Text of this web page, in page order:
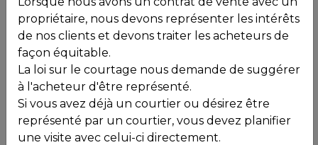
PROPRIÉTÉS
VOS
COURTIERS
Toutes les propriétés
Vendu
, , ,
J0T 1R0
Voir plus de photos
propriétaire, nous devons représenter les intérêts
de nos clients et devons traiter les acheteurs de
façon équitable.
La loi sur le courtage nous demande de suggérer
à l'acheteur d'être représenté.
Si vous avez déjà un courtier ou désirez être
représenté par un courtier, vous devez planifier
une visite avec celui-ci directement.